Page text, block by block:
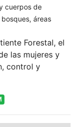
cuerpos de
áreas
Forestal, el
las mujeres y
control y